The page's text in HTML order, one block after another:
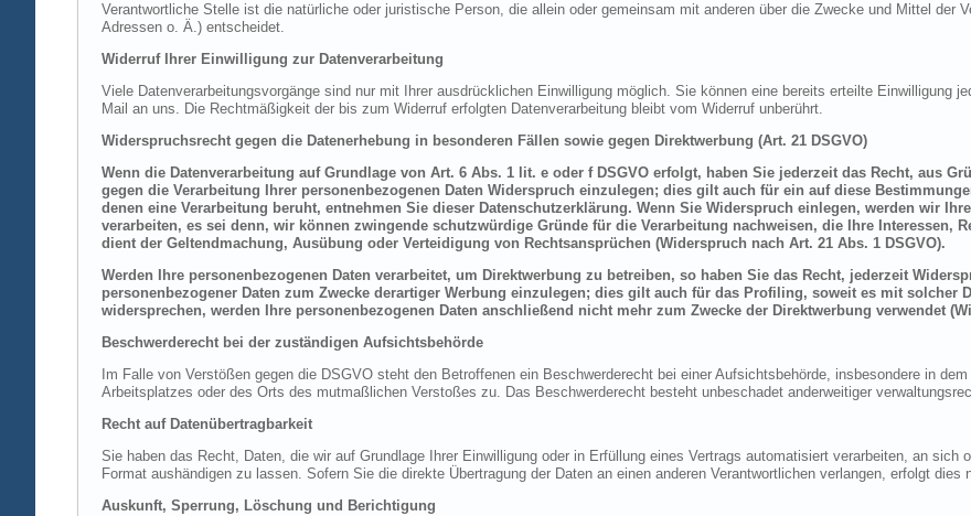
Verantwortliche Stelle ist die natürliche oder juristische Person, die allein oder gemeinsam mit anderen über die Zwecke und Mittel der
Adressen o. Ä.) entscheidet.
Widerruf Ihrer Einwilligung zur Datenverarbeitung
Viele Datenverarbeitungsvorgänge sind nur mit Ihrer ausdrücklichen Einwilligung möglich. Sie können eine bereits erteilte Einwilligung
Mail an uns. Die Rechtmäßigkeit der bis zum Widerruf erfolgten Datenverarbeitung bleibt vom Widerruf unberührt.
Widerspruchsrecht gegen die Datenerhebung in besonderen Fällen sowie gegen Direktwerbung (Art. 21 DSGVO)
Wenn die Datenverarbeitung auf Grundlage von Art. 6 Abs. 1 lit. e oder f DSGVO erfolgt, haben Sie jederzeit das Recht, aus
gegen die Verarbeitung Ihrer personenbezogenen Daten Widerspruch einzulegen; dies gilt auch für ein auf diese
denen eine Verarbeitung beruht, entnehmen Sie dieser Datenschutzerklärung. Wenn Sie Widerspruch einlegen, werden wir
verarbeiten, es sei denn, wir können zwingende schutzwürdige Gründe für die Verarbeitung nachweisen, die Ihre Interessen,
dient der Geltendmachung, Ausübung oder Verteidigung von Rechtsansprüchen (Widerspruch nach Art. 21 Abs. 1 DSGVO).
Werden Ihre personenbezogenen Daten verarbeitet, um Direktwerbung zu betreiben, so haben Sie das Recht, jederzeit
personenbezogener Daten zum Zwecke derartiger Werbung einzulegen; dies gilt auch für das Profiling, soweit es mit solcher
widersprechen, werden Ihre personenbezogenen Daten anschließend nicht mehr zum Zwecke der Direktwerbung verwendet
Beschwerderecht bei der zuständigen Aufsichtsbehörde
Im Falle von Verstößen gegen die DSGVO steht den Betroffenen ein Beschwerderecht bei einer Aufsichtsbehörde, insbesondere in
Arbeitsplatzes oder des Orts des mutmaßlichen Verstoßes zu. Das Beschwerderecht besteht unbeschadet anderweitiger
Recht auf Datenübertragbarkeit
Sie haben das Recht, Daten, die wir auf Grundlage Ihrer Einwilligung oder in Erfüllung eines Vertrags automatisiert verarbeiten, an sich
Format aushändigen zu lassen. Sofern Sie die direkte Übertragung der Daten an einen anderen Verantwortlichen verlangen, erfolgt
Auskunft, Sperrung, Löschung und Berichtigung